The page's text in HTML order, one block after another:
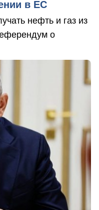
в ЕС
нефть и газ из
о